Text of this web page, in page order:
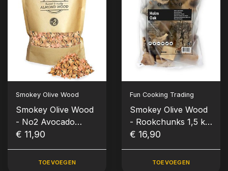
Smokey Olive Wood
Smokey Olive Wood
- No2 Avocado
Chips 1700ml
€ 11,90
TOEVOEGEN
Fun Cooking Trading
Smokey Olive Wood
- Rookchunks 1,5 kg
Steeneik
€ 16,90
TOEVOEGEN